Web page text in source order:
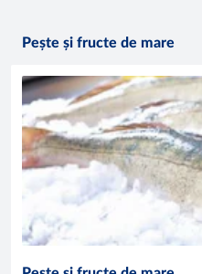
Pește și fructe de mare